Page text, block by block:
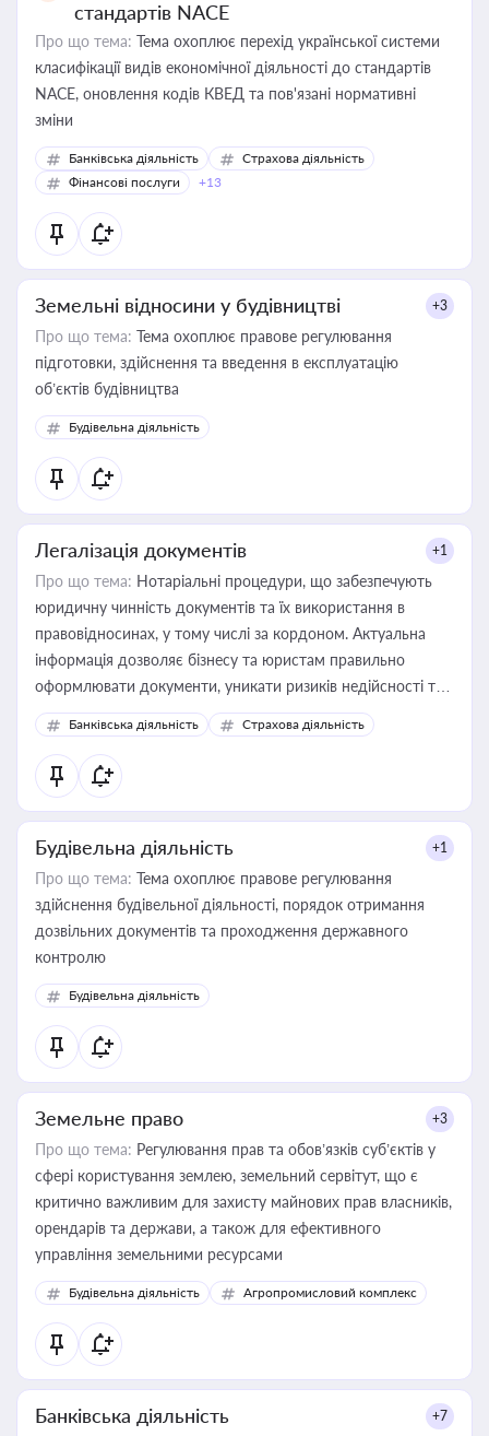
стандартів NACE
Про що тема: Тема охоплює перехід української системи
класифікації видів економічної діяльності до стандартів
NACE, оновлення кодів КВЕД та пов'язані нормативні
зміни
Банківська діяльність
Страхова діяльність
Фінансові послуги
+13
Земельні відносини у будівництві +3
Про що тема: Тема охоплює правове регулювання
підготовки, здійснення та введення в експлуатацію
об’єктів будівництва
Будівельна діяльність
Легалізація документів +1
Про що тема: Нотаріальні процедури, що забезпечують
юридичну чинність документів та їх використання в
правовідносинах, у тому числі за кордоном. Актуальна
інформація дозволяє бізнесу та юристам правильно
оформлювати документи, уникати ризиків недійсності та
забезпечувати їх належне прийняття органами влади та
контрагентами
Банківська діяльність Страхова діяльність
Будівельна діяльність +1
Про що тема: Тема охоплює правове регулювання
здійснення будівельної діяльності, порядок отримання
дозвільних документів та проходження державного
контролю
Будівельна діяльність
Земельне право +3
Про що тема: Регулювання прав та обов’язків суб’єктів у
сфері користування землею, земельний сервітут, що є
критично важливим для захисту майнових прав власників,
орендарів та держави, а також для ефективного
управління земельними ресурсами
Будівельна діяльність Агропромисловий комплекс
Банківська діяльність +7